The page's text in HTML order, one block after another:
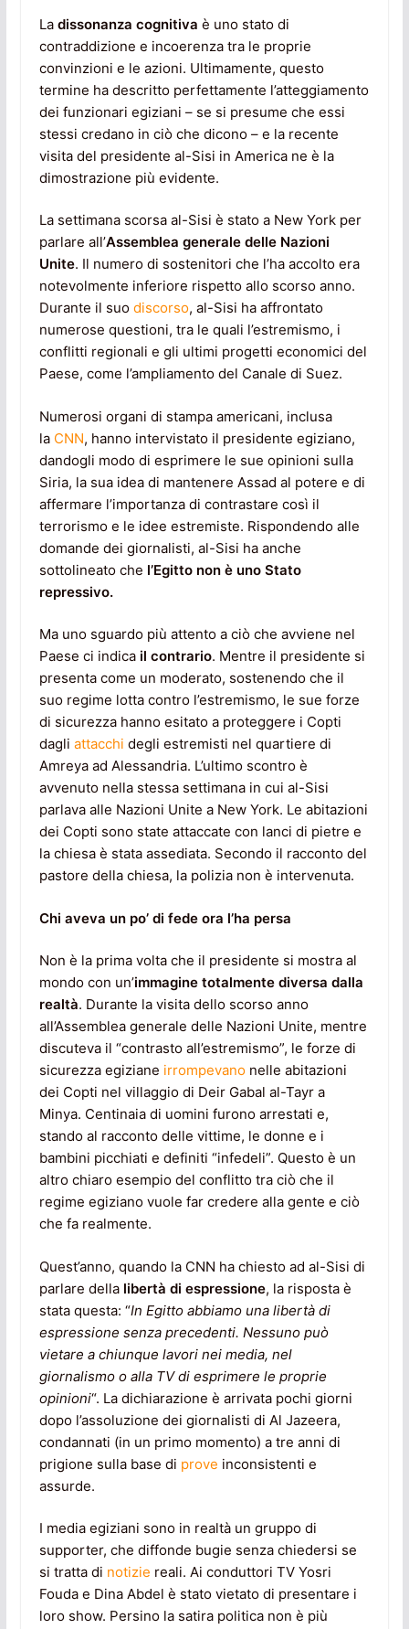
La dissonanza cognitiva è uno stato di
contraddizione e incoerenza tra le proprie
convinzioni e le azioni. Ultimamente, questo
termine ha descritto perfettamente l’atteggiamento
dei funzionari egiziani – se si presume che essi
stessi credano in ciò che dicono – e la recente
visita del presidente al-Sisi in America ne è la
dimostrazione più evidente.
La settimana scorsa al-Sisi è stato a New York per
parlare all’Assemblea generale delle Nazioni
Unite. Il numero di sostenitori che l’ha accolto era
notevolmente inferiore rispetto allo scorso anno.
Durante il suo discorso, al-Sisi ha affrontato
numerose questioni, tra le quali l’estremismo, i
conflitti regionali e gli ultimi progetti economici del
Paese, come l’ampliamento del Canale di Suez.
Numerosi organi di stampa americani, inclusa
la CNN, hanno intervistato il presidente egiziano,
dandogli modo di esprimere le sue opinioni sulla
Siria, la sua idea di mantenere Assad al potere e di
affermare l’importanza di contrastare così il
terrorismo e le idee estremiste. Rispondendo alle
domande dei giornalisti, al-Sisi ha anche
sottolineato che l’Egitto non è uno Stato
repressivo.
Ma uno sguardo più attento a ciò che avviene nel
Paese ci indica il contrario. Mentre il presidente si
presenta come un moderato, sostenendo che il
suo regime lotta contro l’estremismo, le sue forze
di sicurezza hanno esitato a proteggere i Copti
dagli attacchi degli estremisti nel quartiere di
Amreya ad Alessandria. L’ultimo scontro è
avvenuto nella stessa settimana in cui al-Sisi
parlava alle Nazioni Unite a New York. Le abitazioni
dei Copti sono state attaccate con lanci di pietre e
la chiesa è stata assediata. Secondo il racconto del
pastore della chiesa, la polizia non è intervenuta.
Chi aveva un po’ di fede ora l’ha persa
Non è la prima volta che il presidente si mostra al
mondo con un’immagine totalmente diversa dalla
realtà. Durante la visita dello scorso anno
all’Assemblea generale delle Nazioni Unite, mentre
discuteva il “contrasto all’estremismo”, le forze di
sicurezza egiziane irrompevanonelle abitazioni
dei Copti nel villaggio di Deir Gabal al-Tayr a
Minya. Centinaia di uomini furono arrestati e,
stando al racconto delle vittime, le donne e i
bambini picchiati e definiti “infedeli”. Questo è un
altro chiaro esempio del conflitto tra ciò che il
regime egiziano vuole far credere alla gente e ciò
che fa realmente.
Quest’anno, quando la CNN ha chiesto ad al-Sisi di
parlare della libertà di espressione, la risposta è
stata questa: “In Egitto abbiamo una libertà di
espressione senza precedenti. Nessuno può
vietare a chiunque lavori nei media, nel
giornalismo o alla TV di esprimere le proprie
opinioni“. La dichiarazione è arrivata pochi giorni
dopo l’assoluzione dei giornalisti di Al Jazeera,
condannati (in un primo momento) a tre anni di
prigione sulla base di prove inconsistenti e
assurde.
I media egiziani sono in realtà un gruppo di
supporter, che diffonde bugie senza chiedersi se
si tratta di notizie reali. Ai conduttori TV Yosri
Fouda e Dina Abdel è stato vietato di presentare i
loro show. Persino la satira politica non è più